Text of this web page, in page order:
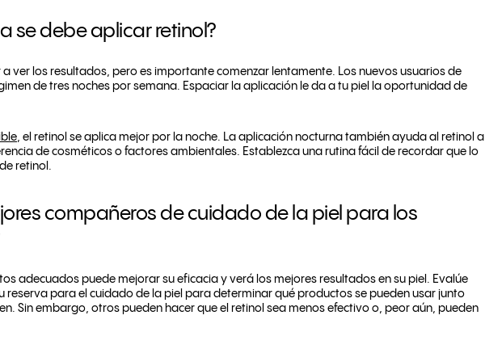
se debe aplicar retinol?
ver los resultados, pero es importante comenzar lentamente. Los nuevos usuarios de
de tres noches por semana. Espaciar la aplicación le da a tu piel la oportunidad de
, el retinol se aplica mejor por la noche. La aplicación nocturna también ayuda al retinol a
de cosméticos o factores ambientales. Establezca una rutina fácil de recordar que lo
retinol.
compañeros de cuidado de la piel para los
adecuados puede mejorar su eficacia y verá los mejores resultados en su piel. Evalúe
reserva para el cuidado de la piel para determinar qué productos se pueden usar junto
Sin embargo, otros pueden hacer que el retinol sea menos efectivo o, peor aún, pueden